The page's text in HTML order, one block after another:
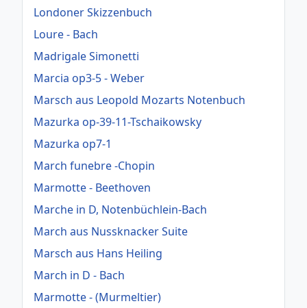
Londoner Skizzenbuch
Loure - Bach
Madrigale Simonetti
Marcia op3-5 - Weber
Marsch aus Leopold Mozarts Notenbuch
Mazurka op-39-11-Tschaikowsky
Mazurka op7-1
March funebre -Chopin
Marmotte - Beethoven
Marche in D, Notenbüchlein-Bach
March aus Nussknacker Suite
Marsch aus Hans Heiling
March in D - Bach
Marmotte - (Murmeltier)